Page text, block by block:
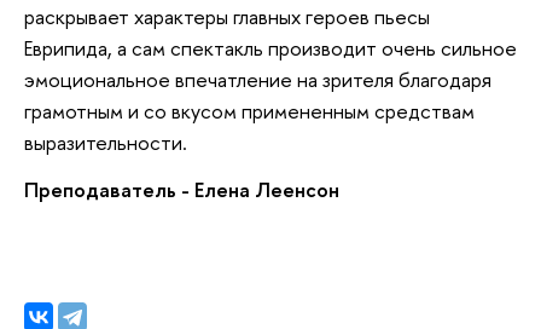
раскрывает характеры главных героев пьесы
Еврипида, а сам спектакль производит очень сильное
эмоциональное впечатление на зрителя благодаря
грамотным и со вкусом примененным средствам
выразительности.
Преподаватель - Елена Леенсон